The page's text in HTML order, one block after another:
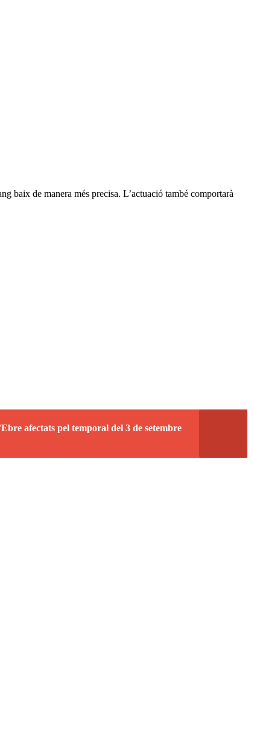
baix de manera més precisa. L’actuació també comportarà
afectats pel temporal del 3 de setembre